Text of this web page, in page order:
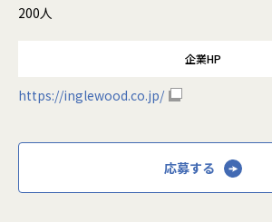
200人
企業HP
https://inglewood.co.jp/
応募する